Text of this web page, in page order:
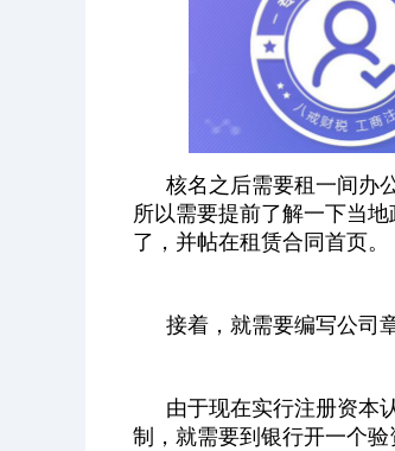
核名之后需要租一间办
所以需要提前了解一下当
了，并帖在租赁合同首页。
接着，就需要编写公司
由于现在实行注册资本
制，就需要到银行开一个验